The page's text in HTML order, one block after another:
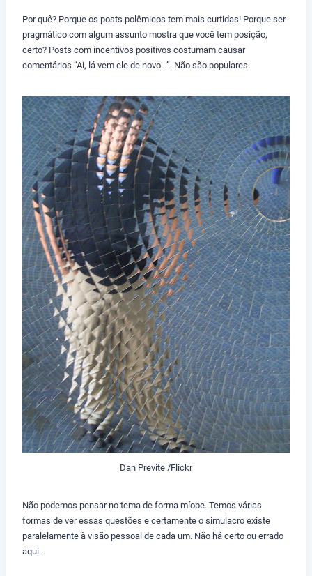
Por quê? Porque os posts polêmicos tem mais curtidas! Porque ser
pragmático com algum assunto mostra que você tem posição,
certo? Posts com incentivos positivos costumam causar
comentários “Ai, lá vem ele de novo…”. Não são populares.
Dan Previte /Flickr
Não podemos pensar no tema de forma míope. Temos várias
formas de ver essas questões e certamente o simulacro existe
paralelamente à visão pessoal de cada um. Não há certo ou errado
aqui.